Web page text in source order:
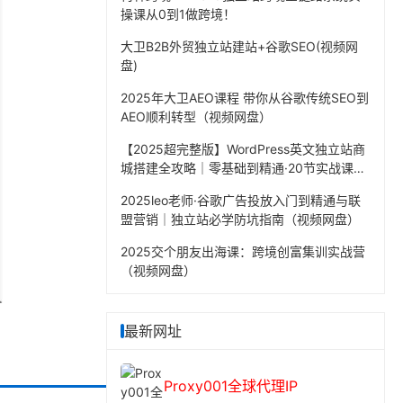
操课从0到1做跨境！
大卫B2B外贸独立站建站+谷歌SEO(视频网
盘)
2025年大卫AEO课程 带你从谷歌传统SEO到
AEO顺利转型（视频网盘）
【2025超完整版】WordPress英文独立站商
城搭建全攻略｜零基础到精通·20节实战课程
2025leo老师·谷歌广告投放入门到精通与联
盟营销｜独立站必学防坑指南（视频网盘）
2025交个朋友出海课：跨境创富集训实战营
（视频网盘）
最新网址
Proxy001全球代理IP